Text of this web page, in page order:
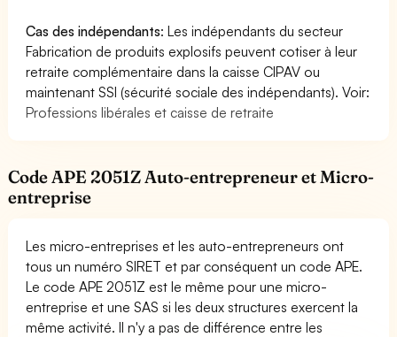
Cas des indépendants: Les indépendants du secteur
Fabrication de produits explosifs peuvent cotiser à leur
retraite complémentaire dans la caisse CIPAV ou
maintenant SSI (sécurité sociale des indépendants). Voir:
Professions libérales et caisse de retraite
Code APE 2051Z Auto-entrepreneur et Micro-
entreprise
Les micro-entreprises et les auto-entrepreneurs ont
tous un numéro SIRET et par conséquent un code APE.
Le code APE 2051Z est le même pour une micro-
entreprise et une SAS si les deux structures exercent la
même activité. Il n'y a pas de différence entre les